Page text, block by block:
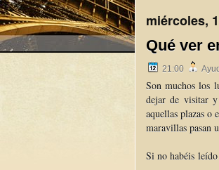
miércoles,
Qué ver
21:00
Son muchos los
dejar de visitar
aquellas plazas o
maravillas pasan
Si no habéis